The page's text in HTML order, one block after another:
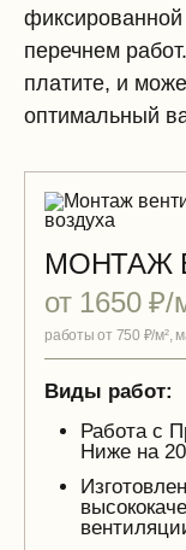
перечнем
платите, и
оптимальный
МОНТАЖ
от 1650 ₽/
работы от 750 ₽/м²,
Виды работ:
Работа с
Ниже на